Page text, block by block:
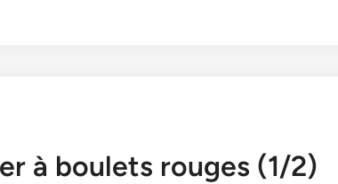
à boulets rouges (1/2)